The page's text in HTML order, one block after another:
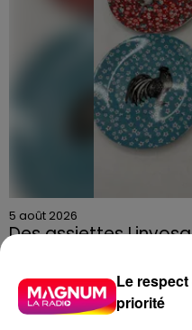
5 août 2026
Des assiettes
Du plomb a été détecté
céramique vendues
Le
priorité